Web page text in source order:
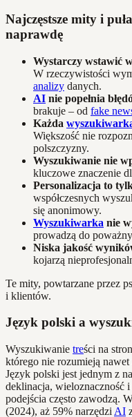
Najczęstsze mity i
naprawdę
Wystarczy wstawić
W rzeczywistości
analizy danych.
AI nie popełnia
brakuje – od fake
Każda
Większość nie
polszczyzny.
Wyszukiwanie nie
kluczowe znaczenie
Personalizacja to
współczesnych
się anonimowy.
Wyszukiwarka nie
prowadzą do
Niska jakość
kojarzą
Te mity, powtarzane przez
i klientów.
Język polski a
Wyszukiwanie treści na
którego nie rozumieją
Język polski jest jednym z
deklinacja, wieloznaczność
podejścia często zawodzą.
(2024), aż 59% narzędzi AI